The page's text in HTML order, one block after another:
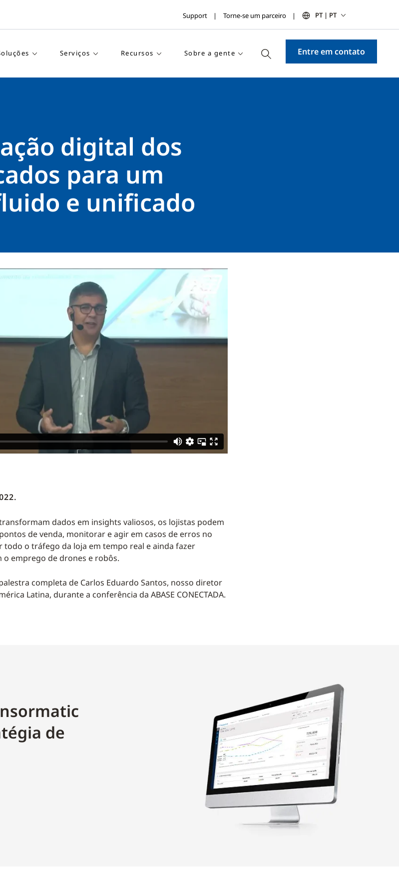
Support Torne-se um parceiro PT | PT
Serviços Recursos Sobre a gente Entre em contato
digital dos
para um
e unificado
dados em insights valiosos, os lojistas podem
de venda, monitorar e agir em casos de erros no
todo o tráfego da loja em tempo real e ainda fazer
emprego de drones e robôs.
completa de Carlos Eduardo Santos, nosso diretor
Latina, durante a conferência da ABASE CONECTADA.
de